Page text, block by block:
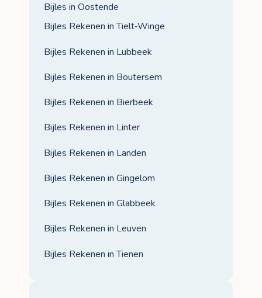
Bijles in Oostende
Bijles Rekenen in Tielt‑Winge
Bijles Rekenen in Lubbeek
Bijles Rekenen in Boutersem
Bijles Rekenen in Bierbeek
Bijles Rekenen in Linter
Bijles Rekenen in Landen
Bijles Rekenen in Gingelom
Bijles Rekenen in Glabbeek
Bijles Rekenen in Leuven
Bijles Rekenen in Tienen